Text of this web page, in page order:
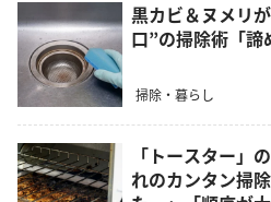
黒カビ＆ヌメリ
口”の掃除術「諦
掃除・暮らし
「トースター」
れのカンタン掃